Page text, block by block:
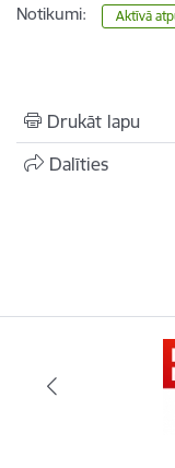
Notikumi: Aktīvā
Drukāt lapu
Dalīties